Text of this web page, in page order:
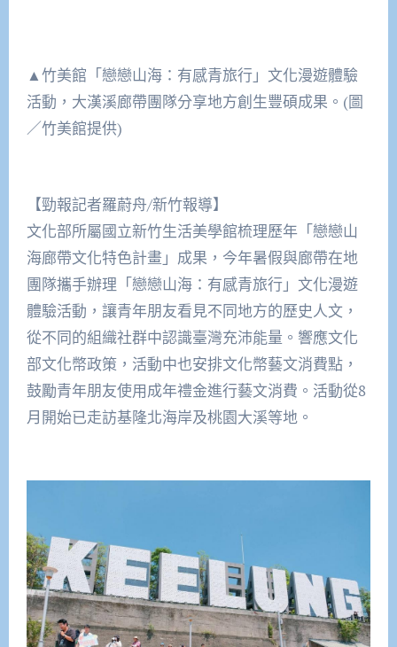
▲竹美館「戀戀山海：有感青旅行」文化漫遊體驗
活動，大漢溪廊帶團隊分享地方創生豐碩成果。(圖
／竹美館提供)
【勁報記者羅蔚舟/新竹報導】
文化部所屬國立新竹生活美學館梳理歷年「戀戀山
海廊帶文化特色計畫」成果，今年暑假與廊帶在地
團隊攜手辦理「戀戀山海：有感青旅行」文化漫遊
體驗活動，讓青年朋友看見不同地方的歷史人文，
從不同的組織社群中認識臺灣充沛能量。響應文化
部文化幣政策，活動中也安排文化幣藝文消費點，
鼓勵青年朋友使用成年禮金進行藝文消費。活動從8
月開始已走訪基隆北海岸及桃園大溪等地。